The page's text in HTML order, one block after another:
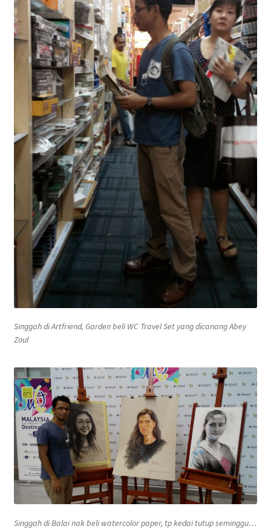
Singgah di Artfriend, Garden beli WC Travel Set yang dicanang Abey
Zoul
Singgah di Balai nak beli watercolor paper, tp kedai tutup seminggu…